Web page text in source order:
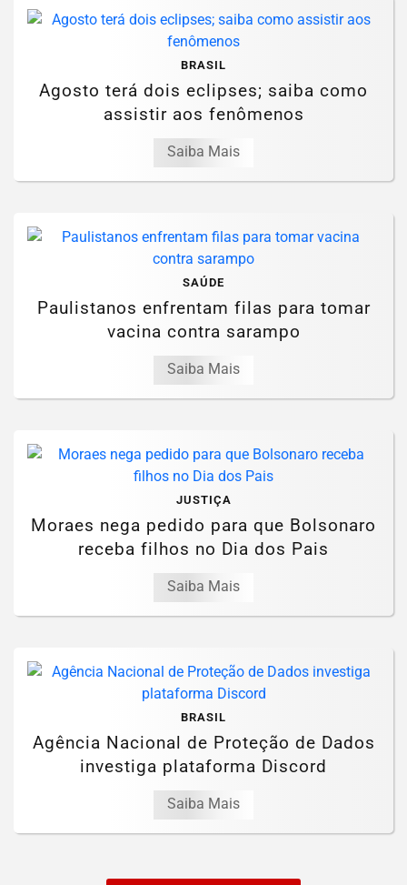
BRASIL
Agosto terá dois eclipses; saiba como
assistir aos fenômenos
Saiba Mais
SAÚDE
Paulistanos enfrentam filas para tomar
vacina contra sarampo
Saiba Mais
JUSTIÇA
Moraes nega pedido para que Bolsonaro
receba filhos no Dia dos Pais
Saiba Mais
BRASIL
Agência Nacional de Proteção de Dados
investiga plataforma Discord
Saiba Mais